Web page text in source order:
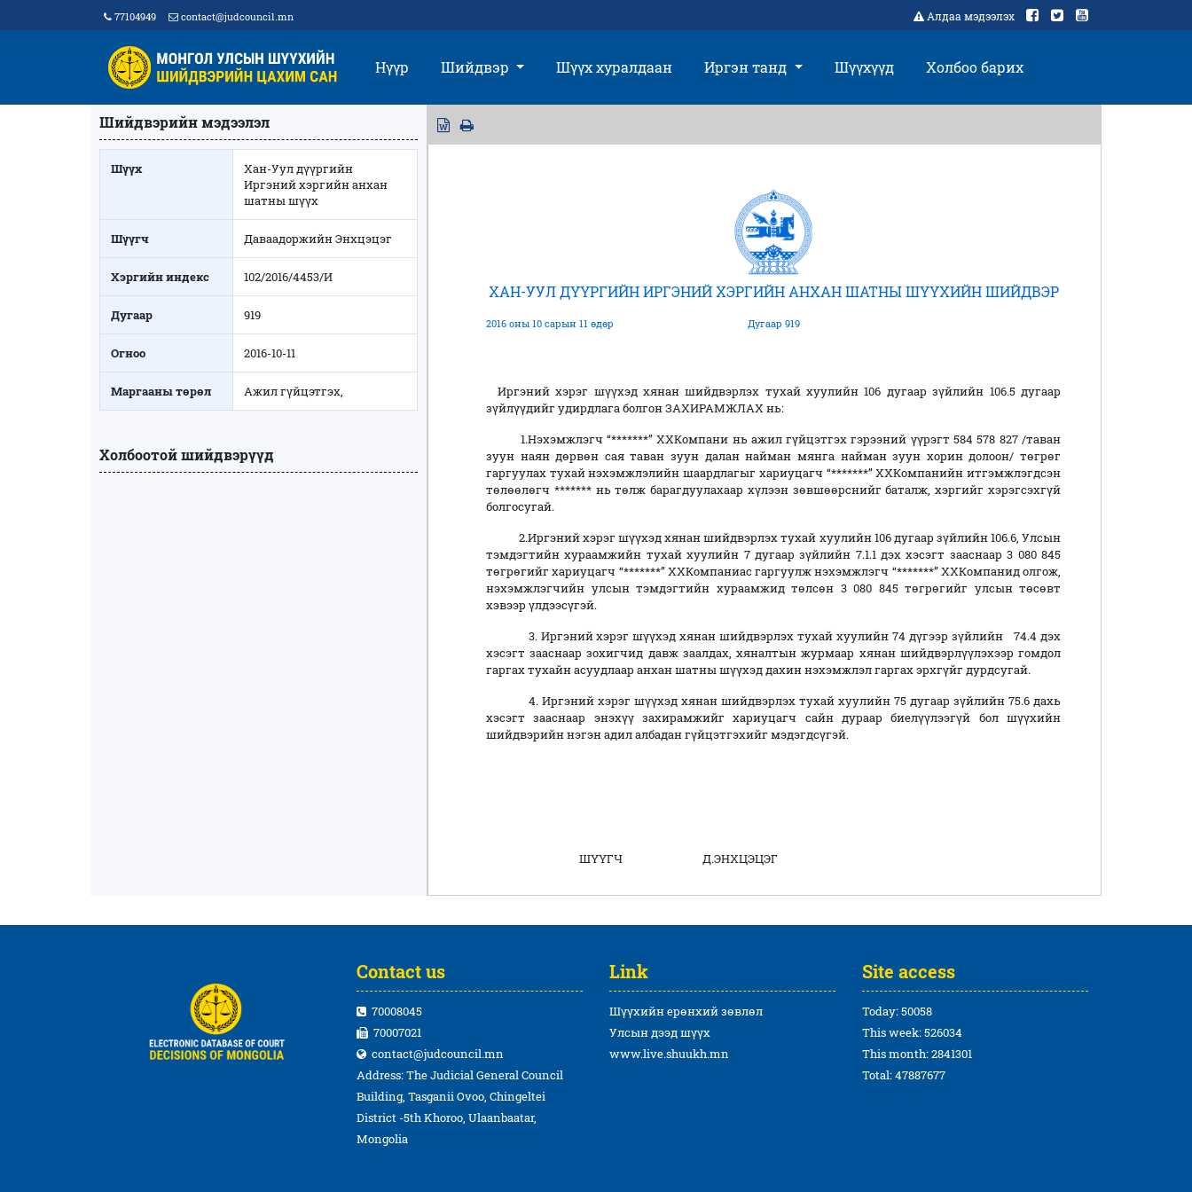
77104949 contact@judcouncil.mn Алдаа мэдээлэх
Нүүр Шийдвэр Шүүх хуралдаан Иргэн танд Шүүхүүд Холбоо барих
Шийдвэрийн мэдээлэл
Шүүх
Хан-Уул дүүргийн
Иргэний хэргийн анхан
шатны шүүх
Шүүгч Даваадоржийн Энхцэцэг
Хэргийн индекс 102/2016/4453/И
Дугаар 919
Огноо 2016-10-11
Маргааны төрөл Ажил гүйцэтгэх,
Холбоотой шийдвэрүүд
ХАН-УУЛ ДҮҮРГИЙН ИРГЭНИЙ ХЭРГИЙН АНХАН ШАТНЫ ШҮҮХИЙН ШИЙДВЭР
2016 оны 10 сарын 11 өдөр Дугаар 919
Иргэний хэрэг шүүхэд хянан шийдвэрлэх тухай хуулийн 106 дугаар зүйлийн 106.5 дугаар
зүйлүүдийг удирдлага болгон ЗАХИРАМЖЛАХ нь:
1.Нэхэмжлэгч “*******” ХХКомпани нь ажил гүйцэтгэх гэрээний үүрэгт 584 578 827 /таван
зуун наян дөрвөн сая таван зуун далан найман мянга найман зуун хорин долоон/ төгрөг
гаргуулах тухай нэхэмжлэлийн шаардлагыг хариуцагч “*******” ХХКомпанийн итгэмжлэгдсэн
төлөөлөгч ******* нь төлж барагдуулахаар хүлээн зөвшөөрснийг баталж, хэргийг хэрэгсэхгүй
болгосугай.
2.Иргэний хэрэг шүүхэд хянан шийдвэрлэх тухай хуулийн 106 дугаар зүйлийн 106.6, Улсын
тэмдэгтийн хураамжийн тухай хуулийн 7 дугаар зүйлийн 7.1.1 дэх хэсэгт зааснаар 3 080 845
төгрөгийг хариуцагч “*******” ХХКомпаниас гаргуулж нэхэмжлэгч “*******” ХХКомпанид олгож,
нэхэмжлэгчийн улсын тэмдэгтийн хураамжид төлсөн 3 080 845 төгрөгийг улсын төсөвт
хэвээр үлдээсүгэй.
3. Иргэний хэрэг шүүхэд хянан шийдвэрлэх тухай хуулийн 74 дүгээр зүйлийн 74.4 дэх
хэсэгт зааснаар зохигчид давж заалдах, хяналтын журмаар хянан шийдвэрлүүлэхээр гомдол
гаргах тухайн асуудлаар анхан шатны шүүхэд дахин нэхэмжлэл гаргах эрхгүйг дурдсугай.
4. Иргэний хэрэг шүүхэд хянан шийдвэрлэх тухай хуулийн 75 дугаар зүйлийн 75.6 дахь
хэсэгт зааснаар энэхүү захирамжийг хариуцагч сайн дураар биелүүлээгүй бол шүүхийн
шийдвэрийн нэгэн адил албадан гүйцэтгэхийг мэдэгдсүгэй.
ШҮҮГЧ Д.ЭНХЦЭЦЭГ
Contact us
70008045
70007021
contact@judcouncil.mn
Address: The Judicial General Council
Building, Tasganii Ovoo, Chingeltei
District -5th Khoroo, Ulaanbaatar,
Mongolia
Link
Шүүхийн ерөнхий зөвлөл
Улсын дээд шүүх
www.live.shuukh.mn
Site access
Today: 50058
This week: 526034
This month: 2841301
Total: 47887677